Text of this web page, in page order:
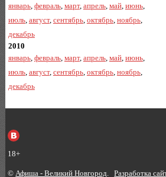
январь, февраль, март, апрель, май, июнь,
июль, август, сентябрь, октябрь, ноябрь,
декабрь
2010
январь, февраль, март, апрель, май, июнь,
июль, август, сентябрь, октябрь, ноябрь,
декабрь
18+
©Афиша - Великий Новгород.Разработка